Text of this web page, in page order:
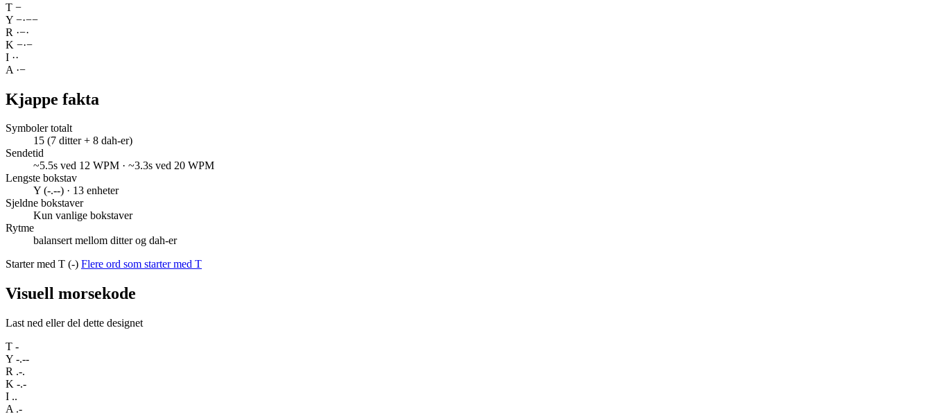
T −
Y −·−−
R ·−·
K −·−
I ··
A ·−
Kjappe fakta
Symboler totalt
15 (7 ditter + 8 dah-er)
Sendetid
~5.5s ved 12 WPM · ~3.3s ved 20 WPM
Lengste bokstav
Y (-.--) · 13 enheter
Sjeldne bokstaver
Kun vanlige bokstaver
Rytme
balansert mellom ditter og dah-er
Starter med T (-) Flere ord som starter med T
Visuell morsekode
Last ned eller del dette designet
T -
Y -.--
R .-.
K -.-
I ..
A .-